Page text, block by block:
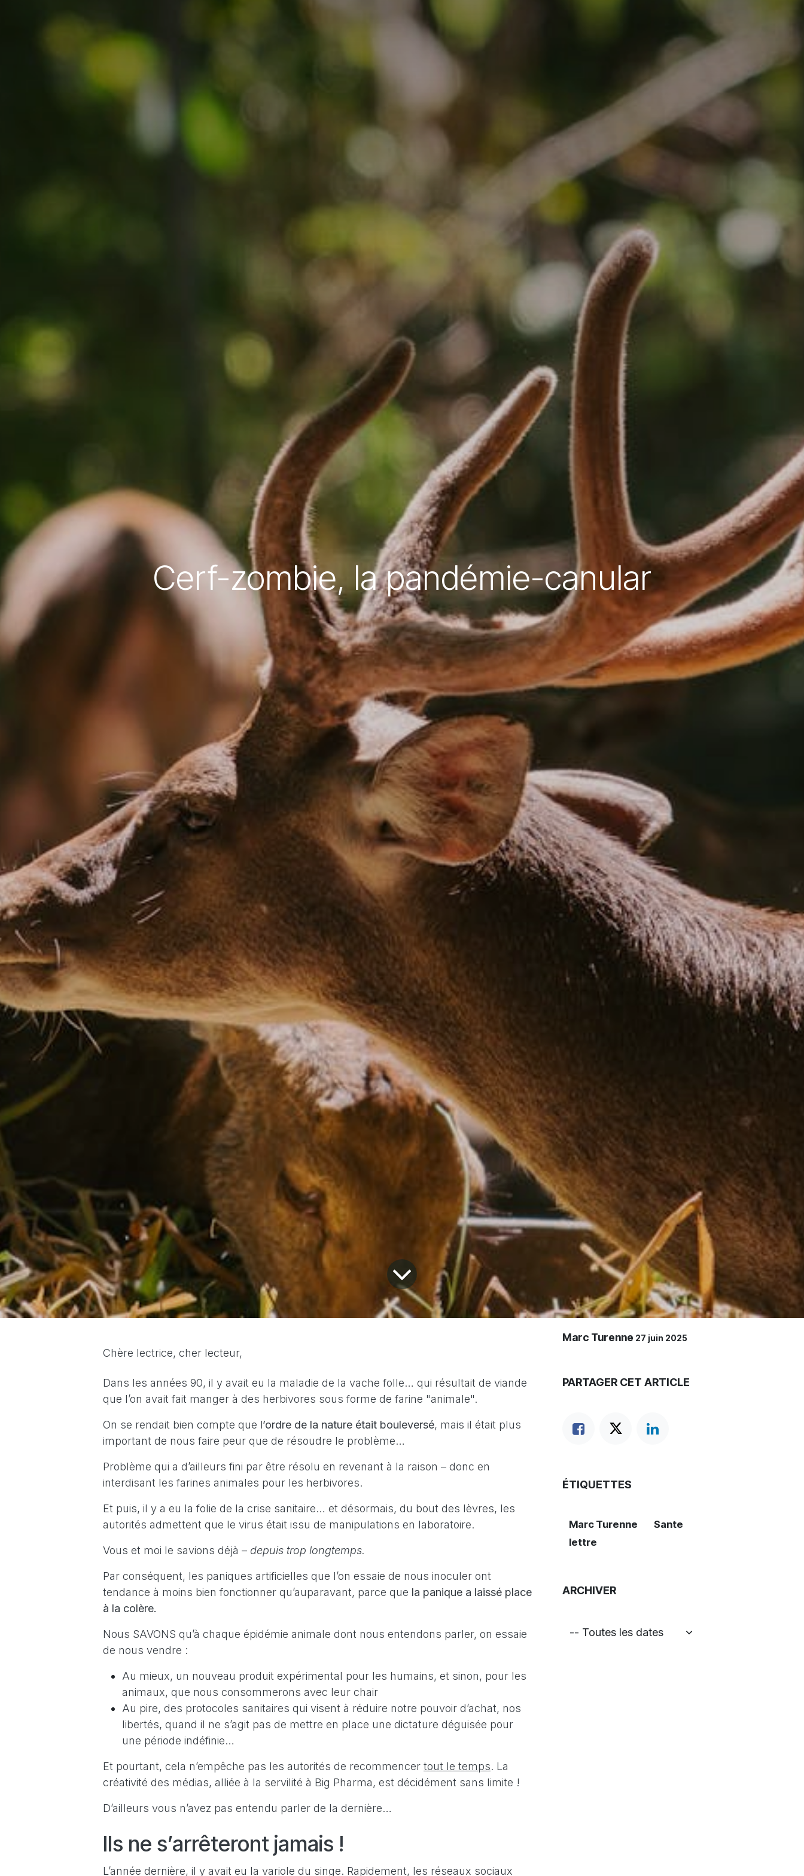
Cerf-zombie, la pandémie-canular
Chère lectrice, cher lecteur,
Dans les années 90, il y avait eu la maladie de la vache folle… qui résultait de viande
que l’on avait fait manger à des herbivores sous forme de farine "animale".
On se rendait bien compte que l’ordre de la nature était bouleversé, mais il était plus
important de nous faire peur que de résoudre le problème…
Problème qui a d’ailleurs fini par être résolu en revenant à la raison – donc en
interdisant les farines animales pour les herbivores.
Et puis, il y a eu la folie de la crise sanitaire… et désormais, du bout des lèvres, les
autorités admettent que le virus était issu de manipulations en laboratoire.
Vous et moi le savions déjà – depuis trop longtemps.
Par conséquent, les paniques artificielles que l’on essaie de nous inoculer ont
tendance à moins bien fonctionner qu’auparavant, parce que la panique a laissé place
à la colère.
Nous SAVONS qu’à chaque épidémie animale dont nous entendons parler, on essaie
de nous vendre :
Au mieux, un nouveau produit expérimental pour les humains, et sinon, pour les
animaux, que nous consommerons avec leur chair
Au pire, des protocoles sanitaires qui visent à réduire notre pouvoir d’achat, nos
libertés, quand il ne s’agit pas de mettre en place une dictature déguisée pour
une période indéfinie…
Et pourtant, cela n’empêche pas les autorités de recommencer tout le temps. La
créativité des médias, alliée à la servilité à Big Pharma, est décidément sans limite !
D’ailleurs vous n’avez pas entendu parler de la dernière…
Ils ne s’arrêteront jamais !
L’année dernière, il y avait eu la variole du singe. Rapidement, les réseaux sociaux
Marc Turenne 27 juin 2025
PARTAGER CET ARTICLE
ÉTIQUETTES
Marc Turenne
Sante
lettre
ARCHIVER